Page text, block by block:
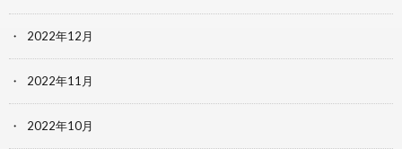
2022年12月
2022年11月
2022年10月